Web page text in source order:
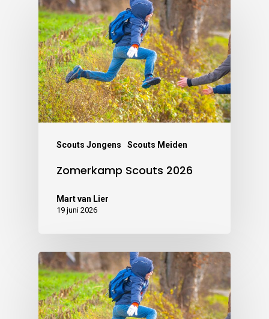
Scouts Jongens Scouts Meiden
Zomerkamp Scouts 2026
Mart van Lier
19 juni 2026